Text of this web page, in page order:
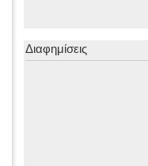
Διαφημίσεις